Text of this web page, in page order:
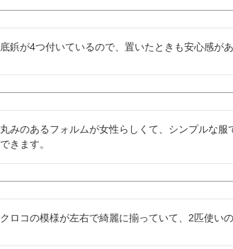
底鋲が4つ付いているので、置いたときも安心感が
丸みのあるフォルムが女性らしくて、シンプルな
できます。
クロコの模様が左右で綺麗に揃っていて、2匹使い